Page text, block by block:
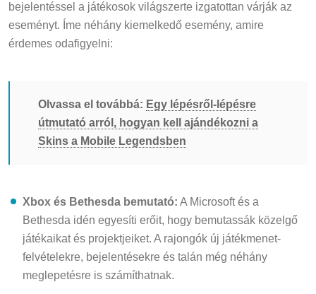
bejelentéssel a játékosok világszerte izgatottan várják az
eseményt. Íme néhány kiemelkedő esemény, amire
érdemes odafigyelni:
Olvassa el továbbá: Egy lépésről-lépésre
útmutató arról, hogyan kell ajándékozni a
Skins a Mobile Legendsben
Xbox és Bethesda bemutató: A Microsoft és a
Bethesda idén egyesíti erőit, hogy bemutassák közelgő
játékaikat és projektjeiket. A rajongók új játékmenet-
felvételekre, bejelentésekre és talán még néhány
meglepetésre is számíthatnak.